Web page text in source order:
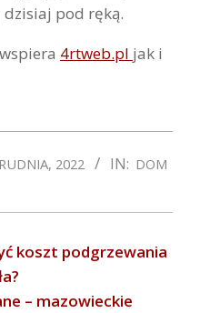
pod ręką.
4rtweb.pl jak i
2022 IN: DOM
koszt podgrzewania
– mazowieckie